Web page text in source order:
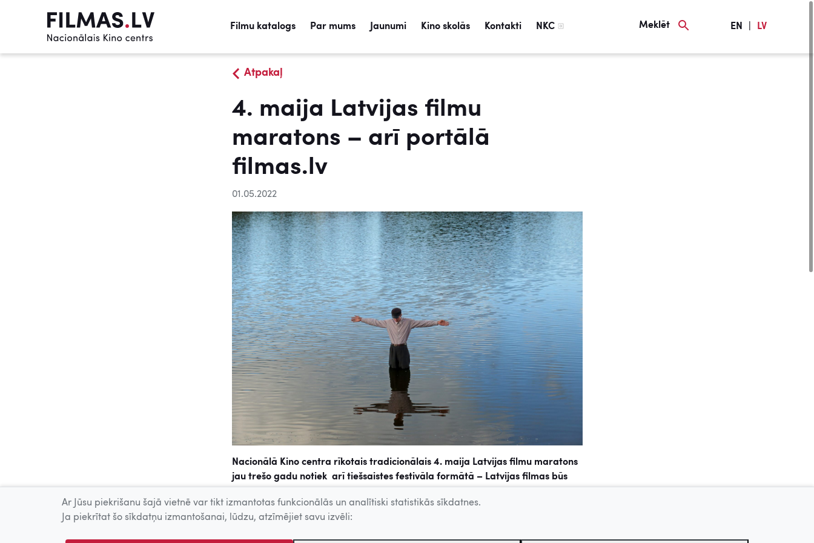
Filmu katalogs Par mums Jaunumi Kino skolās Kontakti NKC Meklēt EN LV
Atpakaļ
4. maija Latvijas filmu
maratons – arī portālā
filmas.lv
01.05.2022
Nacionālā Kino centra rīkotais tradicionālais 4. maija Latvijas filmu maratons
jau trešo gadu notiek arī tiešsaistes festivāla formātā – Latvijas filmas būs
animācijas filma “Jēkabs, Mimmi un runājošie suņi” apgādāta ar subtitriem
ukraiņu valodā.
Ar Jūsu piekrišanu šajā vietnē var tikt izmantotas funkcionālās un analītiski statistikās sīkdatnes.
Ja piekrītat šo sīkdatņu izmantošanai, lūdzu, atzīmējiet savu izvēli: